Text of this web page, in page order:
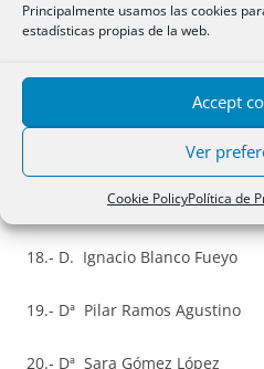
Principalmente usamos las cookies
estadísticas propias de la web.
Accept
Ver
Cookie PolicyPolítica de
14.- D. Miguel Ángel Manzano
15.- D. Andrés Ylla García-
16.- D. Oscar Zorrilla Blanco
17.- D. Segundo Miguel
18.- D. Ignacio Blanco Fueyo
19.- Dª Pilar Ramos Agustino
20.- Dª Sara Gómez López